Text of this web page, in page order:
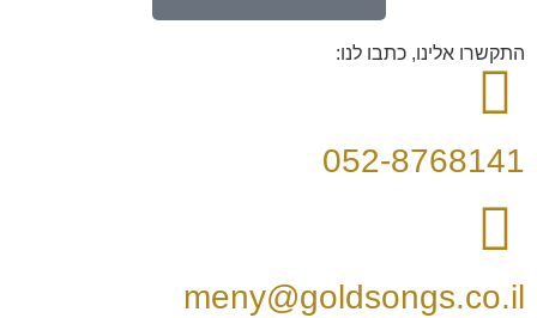
התקשרו אלינו, כתבו לנו:
052-8768141
meny@goldsongs.co.il